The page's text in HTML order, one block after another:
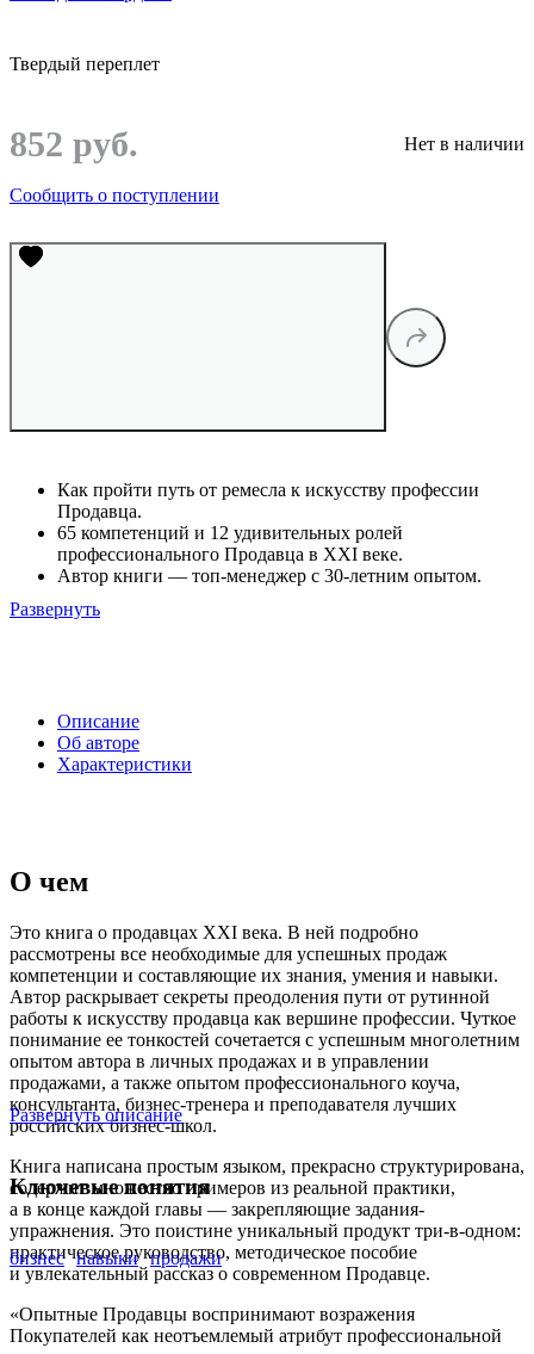
Твердый переплет
852 руб. Нет в наличии
Сообщить о поступлении
Как пройти путь от ремесла к искусству профессии
Продавца.
65 компетенций и 12 удивительных ролей
профессионального Продавца в XXI веке.
Автор книги — топ-менеджер с 30-летним опытом.
Развернуть
Описание
Об авторе
Характеристики
О чем
Это книга о продавцах XXI века. В ней подробно
рассмотрены все необходимые для успешных продаж
компетенции и составляющие их знания, умения и навыки.
Автор раскрывает секреты преодоления пути от рутинной
работы к искусству продавца как вершине профессии. Чуткое
понимание ее тонкостей сочетается с успешным многолетним
опытом автора в личных продажах и в управлении
продажами, а также опытом профессионального коуча,
консультанта, бизнес-тренера и преподавателя лучших
российских бизнес-школ.
Книга написана простым языком, прекрасно структурирована,
содержит множество примеров из реальной практики,
а в конце каждой главы — закрепляющие задания-
упражнения. Это поистине уникальный продукт три-в-одном:
практическое руководство, методическое пособие
и увлекательный рассказ о современном Продавце.
«Опытные Продавцы воспринимают возражения
Покупателей как неотъемлемый атрибут профессиональной
Развернуть описание
Ключевые понятия
бизнес навыки продажи